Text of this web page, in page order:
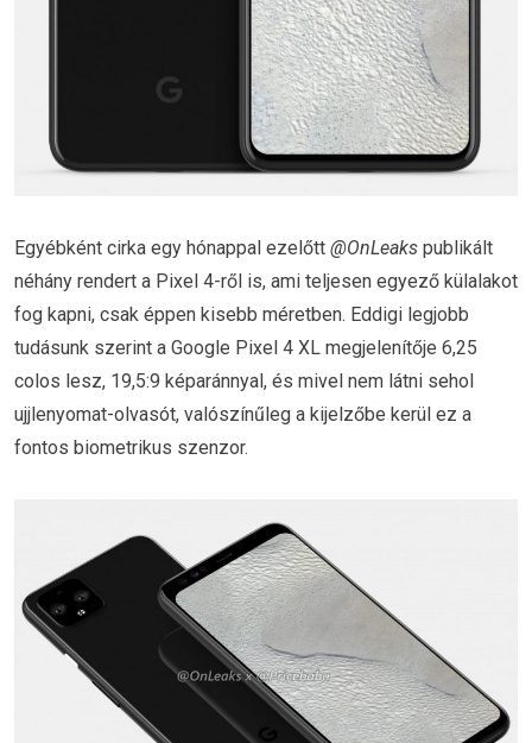
Egyébként cirka egy hónappal ezelőtt @OnLeaks publikált
néhány rendert a Pixel 4-ről is, ami teljesen egyező külalakot
fog kapni, csak éppen kisebb méretben. Eddigi legjobb
tudásunk szerint a Google Pixel 4 XL megjelenítője 6,25
colos lesz, 19,5:9 képaránnyal, és mivel nem látni sehol
ujjlenyomat-olvasót, valószínűleg a kijelzőbe kerül ez a
fontos biometrikus szenzor.